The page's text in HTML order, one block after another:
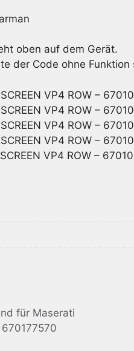
oben auf dem Gerät.
der Code ohne Funktion
VP4 ROW –
VP4 ROW –
VP4 ROW –
VP4 ROW –
VP4 ROW –